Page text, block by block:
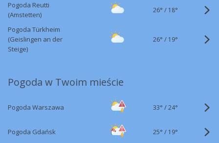
Pogoda Reutti
(Amstetten)
26° / 18°
Pogoda Türkheim
(Geislingen an der
Steige)
26° / 19°
Pogoda w Twoim mieście
Pogoda Warszawa 33° /24°
Pogoda Gdańsk 25° / 19°